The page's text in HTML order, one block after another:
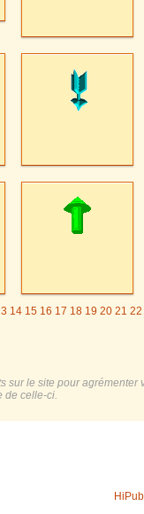
14 15 16 17 18 19 20 21 22
sur le site pour agrémenter
de celle-ci.